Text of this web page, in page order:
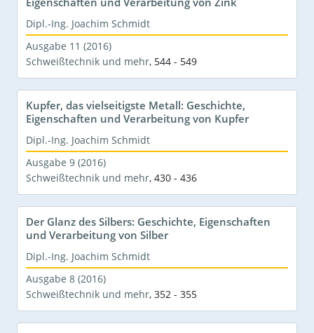
Dipl.-Ing. Joachim Schmidt
Ausgabe 11 (2016)
Schweißtechnik und mehr, 544 - 549
Kupfer, das vielseitigste Metall: Geschichte,
Eigenschaften und Verarbeitung von Kupfer
Dipl.-Ing. Joachim Schmidt
Ausgabe 9 (2016)
Schweißtechnik und mehr, 430 - 436
Der Glanz des Silbers: Geschichte, Eigenschaften
und Verarbeitung von Silber
Dipl.-Ing. Joachim Schmidt
Ausgabe 8 (2016)
Schweißtechnik und mehr, 352 - 355